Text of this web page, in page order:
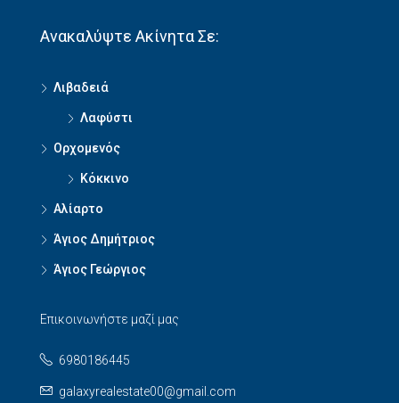
Ανακαλύψτε Ακίνητα Σε:
Λιβαδειά
Λαφύστι
Ορχομενός
Κόκκινο
Αλίαρτο
Άγιος Δημήτριος
Άγιος Γεώργιος
Επικοινωνήστε μαζί μας
6980186445
galaxyrealestate00@gmail.com